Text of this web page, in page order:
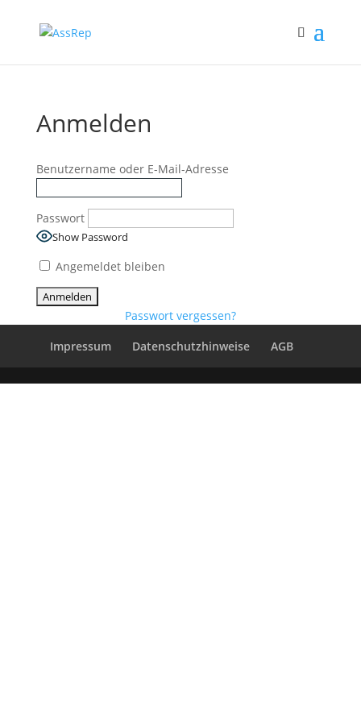
Anmelden
Benutzername oder E-Mail-Adresse
Passwort
Show Password
Angemeldet bleiben
Passwort vergessen?
Impressum
Datenschutzhinweise AGB